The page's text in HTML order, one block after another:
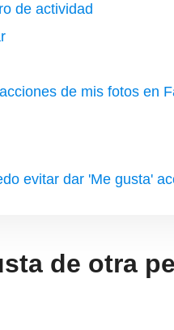
de actividad
de mis fotos en
evitar dar 'Me gusta'
de otra